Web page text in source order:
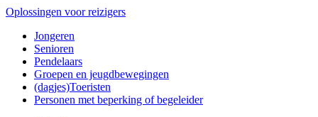
Oplossingen voor reizigers
Jongeren
Senioren
Pendelaars
Groepen en jeugdbewegingen
(dagjes)Toeristen
Personen met beperking of begeleider